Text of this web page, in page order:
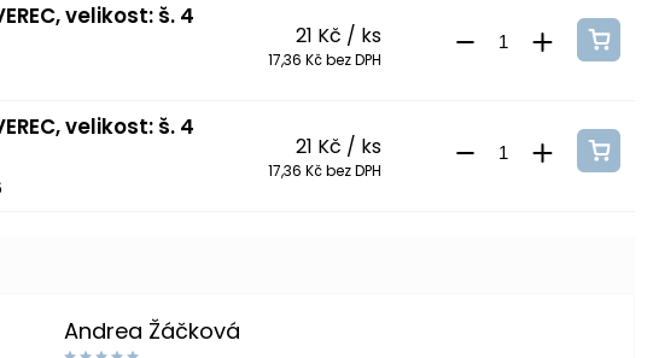
velikost: š. 4
21 Kč / ks
17,36 Kč bez DPH
velikost: š. 4
21 Kč / ks
17,36 Kč bez DPH
Andrea Žáčková